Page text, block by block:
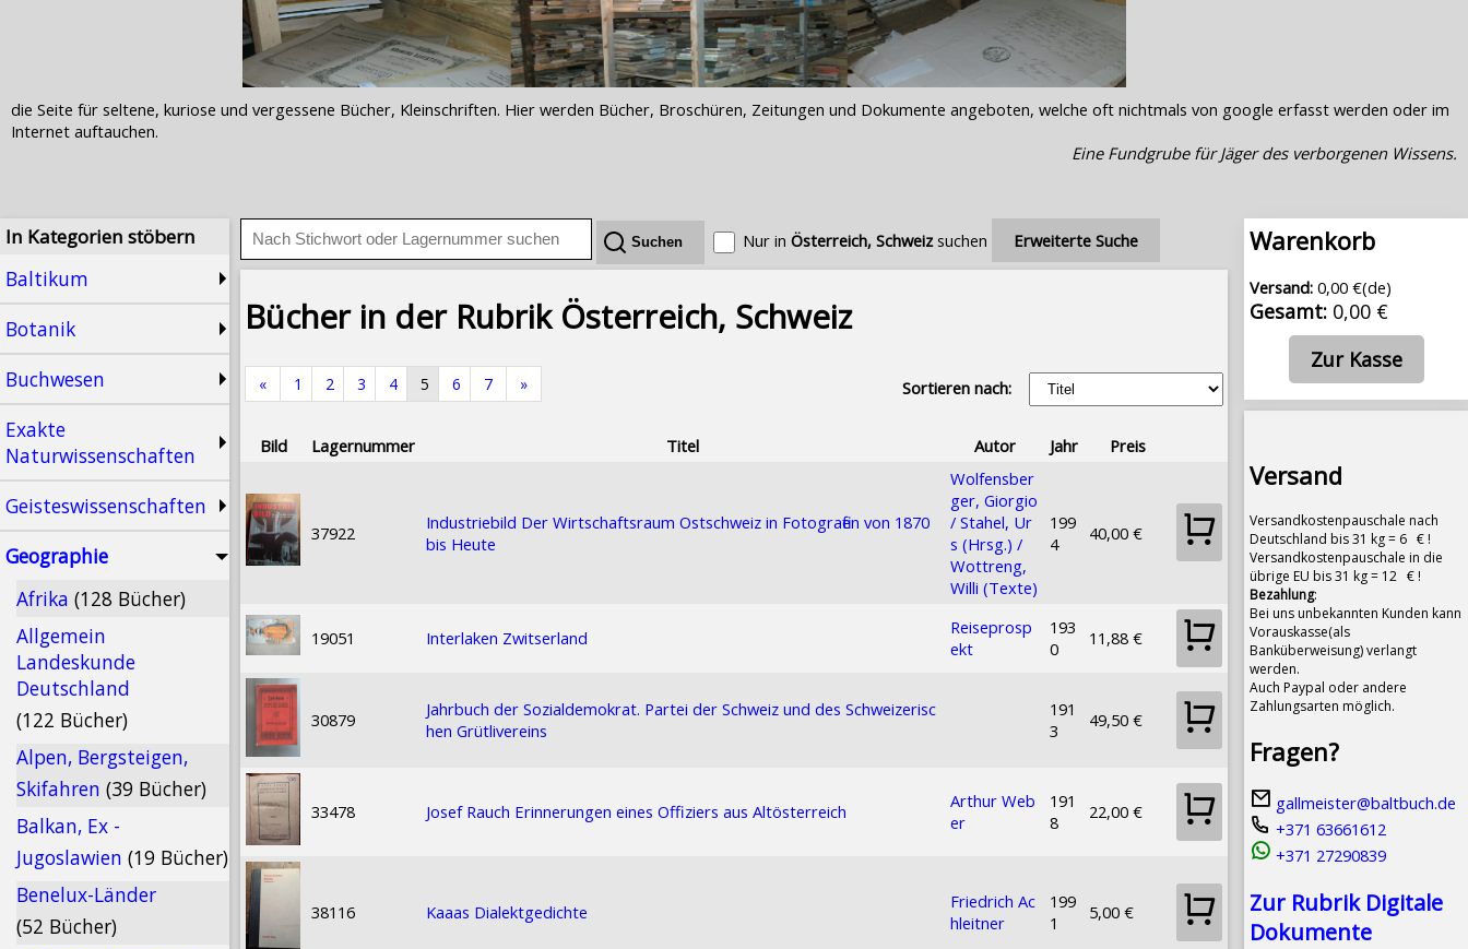
die Seite für seltene, kuriose und vergessene Bücher, Kleinschriften. Hier werden Bücher, Broschüren, Zeitungen und Dokumente angeboten, welche oft nichtmals von google erfasst werden oder im
Internet auftauchen.
Eine Fundgrube für Jäger des verborgenen Wissens.
In Kategorien stöbern
Baltikum
Botanik
Buchwesen
Exakte
Naturwissenschaften
Geisteswissenschaften
Geographie
Afrika (128 Bücher)
Allgemein
Landeskunde
Deutschland
(122 Bücher)
Alpen, Bergsteigen,
Skifahren (39 Bücher)
Balkan, Ex -
Jugoslawien (19 Bücher)
Benelux-Länder
(52 Bücher)
Warenkorb
Versand: 0,00 €(de)
Gesamt: 0,00 €
Zur Kasse
Versand
Versandkostenpauschale nach
Deutschland bis 31 kg = 6 € !
Versandkostenpauschale in die
übrige EU bis 31 kg = 12 € !
Bezahlung:
Bei uns unbekannten Kunden kann
Vorauskasse(als
Banküberweisung) verlangt
werden.
Auch Paypal oder andere
Zahlungsarten möglich.
Fragen?
gallmeister@baltbuch.de
+371 63661612
+371 27290839
Zur Rubrik Digitale
Dokumente
Nur in Österreich, Schweizsuchen Erweiterte Suche
Bücher in der Rubrik Österreich, Schweiz
« 1 2 3 4 5 6 7 » Sortieren nach:
Bild Lagernummer Titel Autor Jahr Preis
37922
Industriebild Der Wirtschaftsraum Ostschweiz in Fotografien von 1870
bis Heute
Wolfensber
ger, Giorgio
/ Stahel, Ur
s (Hrsg.) /
Wottreng,
Willi (Texte)
199
4
40,00 €
19051 Interlaken Zwitserland
Reiseprosp
ekt
193
0
11,88 €
30879
Jahrbuch der Sozialdemokrat. Partei der Schweiz und des Schweizerisc
hen Grütlivereins
191
3
49,50 €
33478 Josef Rauch Erinnerungen eines Offiziers aus Altösterreich
Arthur Web
er
191
8
22,00 €
38116 Kaaas Dialektgedichte
Friedrich Ac
hleitner
199
1
5,00 €